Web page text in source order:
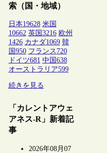
索（国・地域）
日本19628 米国
10662 英国 3216 欧州
1426 カナダ1069 韓
国 950 フランス 720
ドイツ681 中国 638
オーストラリア599
続きを見る
「カレントアウェ
アネス-R」新着記
事
2026年08月07